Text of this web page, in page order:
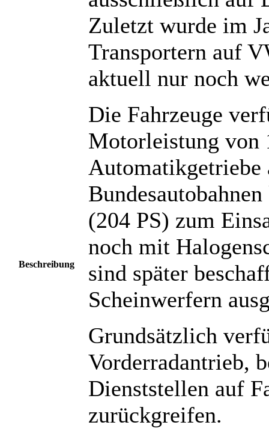
Beschreibung
Zuletzt wurde im
Transportern auf
aktuell nur noch
Die Fahrzeuge
Motorleistung von
Automatikgetriebe
(204 PS) zum
noch mit
sind später
Scheinwerfern
Grundsätzlich
Vorderradantrieb,
Dienststellen auf
zurückgreifen.